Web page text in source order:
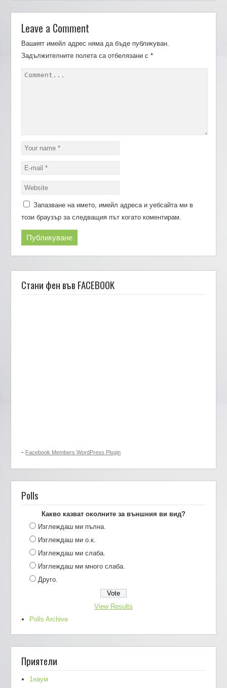
Leave a Comment
Вашият имейл адрес няма да бъде публикуван.
Задължителните полета са отбелязани с*
Запазване на името, имейл адреса и уебсайта ми в
този браузър за следващия път когато коментирам.
Стани фен във FACEBOOK
- Facebook Members WordPress Plugin
Polls
Какво казват околните за външния ви вид?
Изглеждаш ми пълна.
Изглеждаш ми о.к.
Изглеждаш ми слаба.
Изглеждаш ми много слаба.
Друго.
View Results
Polls Archive
Приятели
1наум